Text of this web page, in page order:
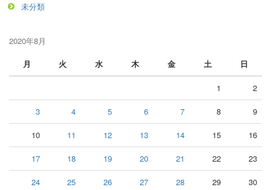
未分類
2020年8月
月
火 水 木 金 土 日
1 2
3 4 5 6 7 8 9
10 11 12 13 14 15 16
17 18 19 20 21 22 23
24 25 26 27 28 29 30